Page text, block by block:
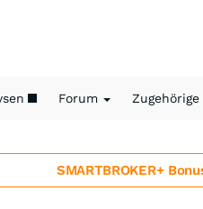
Forum
SMARTBROKER+